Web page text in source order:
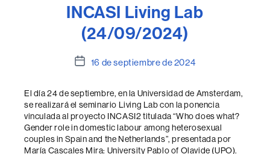
INCASI Living Lab
(24/09/2024)
Fecha
entrada
16 de septiembre de 2024
El día 24 de septiembre, en la Universidad de Amsterdam,
se realizará el seminario Living Lab con la ponencia
vinculada al proyecto INCASI2 titulada “Who does what?
Gender role in domestic labour among heterosexual
couples in Spain and the Netherlands”, presentada por
María Cascales Mira: University Pablo of Olavide (UPO).